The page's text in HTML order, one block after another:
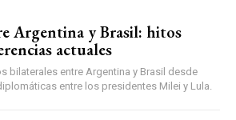
Argentina y Brasil: hitos
actuales
bilaterales entre Argentina y Brasil desde
entre los presidentes Milei y Lula.